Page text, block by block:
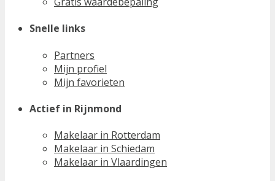
Snelle links
Partners
Mijn profiel
Mijn favorieten
Actief in Rijnmond
Makelaar in Rotterdam
Makelaar in Schiedam
Makelaar in Vlaardingen